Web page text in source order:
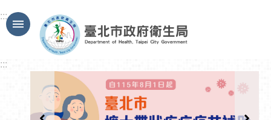
跳到主要內容區塊
:::
:::